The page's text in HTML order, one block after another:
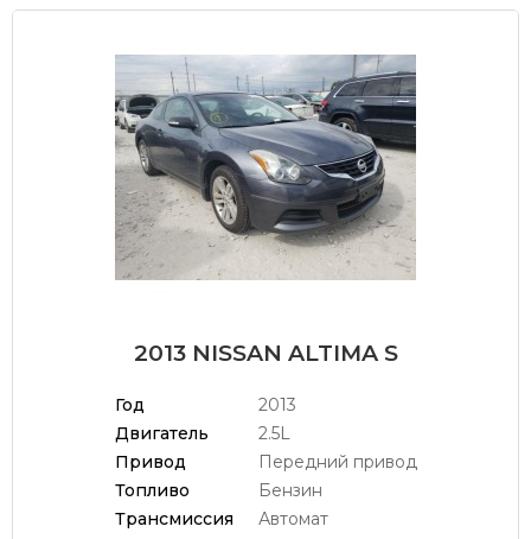
2013 NISSAN ALTIMA S
Год
2013
Двигатель
2.5L
Привод
Передний привод
Топливо
Бензин
Трансмиссия
Автомат